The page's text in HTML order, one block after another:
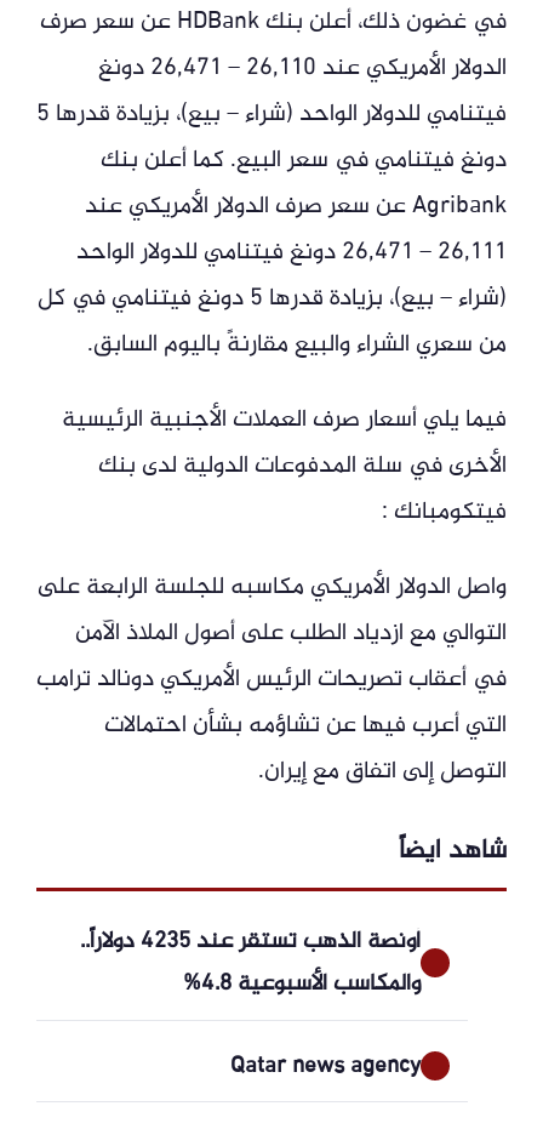
في غضون ذلك، أعلن بنك HDBank عن سعر صرف
الدولار الأمريكي عند 26,110 – 26,471 دونغ
فيتنامي للدولار الواحد (شراء – بيع)، بزيادة قدرها 5
دونغ فيتنامي في سعر البيع. كما أعلن بنك
Agribank عن سعر صرف الدولار الأمريكي عند
26,111 – 26,471 دونغ فيتنامي للدولار الواحد
(شراء – بيع)، بزيادة قدرها 5 دونغ فيتنامي في كل
من سعري الشراء والبيع مقارنةً باليوم السابق.
فيما يلي أسعار صرف العملات الأجنبية الرئيسية
الأخرى في سلة المدفوعات الدولية لدى بنك
فيتكومبانك :
واصل الدولار الأمريكي مكاسبه للجلسة الرابعة على
التوالي مع ازدياد الطلب على أصول الملاذ الآمن
في أعقاب تصريحات الرئيس الأمريكي دونالد ترامب
التي أعرب فيها عن تشاؤمه بشأن احتمالات
التوصل إلى اتفاق مع إيران.
شاهد ايضاً
أونصة الذهب تستقر عند 4235 دولاراً..
والمكاسب الأسبوعية 4.8%
Qatar news agency